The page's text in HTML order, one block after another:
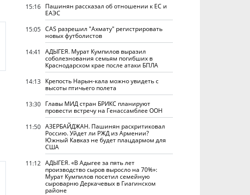
15:16 Пашинян рассказал об отношении к ЕС и
ЕАЭС
15:05 CAS разрешил "Ахмату" регистрировать
новых футболистов
14:41
АДЫГЕЯ. Мурат Кумпилов выразил
соболезнования семьям погибших в
Краснодарском крае после атаки БПЛА
14:13 Крепость Нарын-кала можно увидеть с
высоты птичьего полета
13:30 Главы МИД стран БРИКС планируют
провести встречу на Генассамблее ООН
11:50 АЗЕРБАЙДЖАН. Пашинян раскритиковал
Россию. Уйдет ли РЖД из Армении?
Южный Кавказ не будет плацдармом для
США
11:12 АДЫГЕЯ. «В Адыгее за пять лет
производство сыров выросло на 70%»:
Мурат Кумпилов посетил семейную
сыроварню Деркачевых в Гиагинском
районе